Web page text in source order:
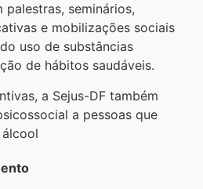
seminários,
e mobilizações sociais
uso de substâncias
de hábitos saudáveis.
a Sejus-DF também
a pessoas que